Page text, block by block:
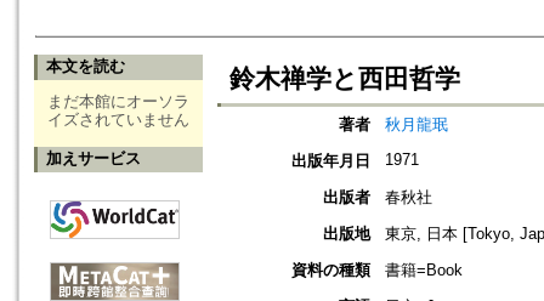
本文を読む
まだ本館にオーソラ
イズされていません
加えサービス
鈴木禅学と西田哲学
著者
秋月龍珉
出版年月日
1971
出版者
春秋社
出版地
東京, 日本 [Tokyo,
資料の種類
書籍=Book